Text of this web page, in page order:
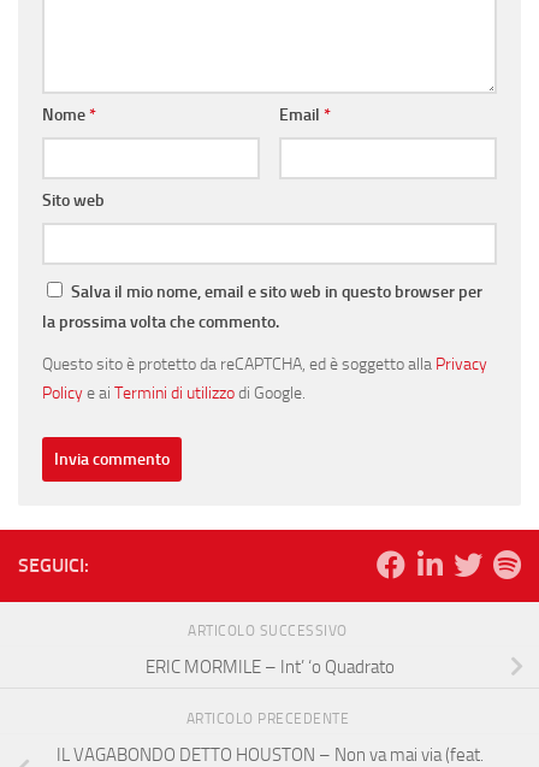
Nome* Email *
Sito web
Salva il mio nome, email e sito web in questo browser per
la prossima volta che commento.
Questo sito è protetto da reCAPTCHA, ed è soggetto alla Privacy
Policye ai Termini di utilizzodi Google.
SEGUICI:
ARTICOLO SUCCESSIVO
ERIC MORMILE – Int’ ‘o Quadrato
ARTICOLO PRECEDENTE
IL VAGABONDO DETTO HOUSTON – Non va mai via (feat.